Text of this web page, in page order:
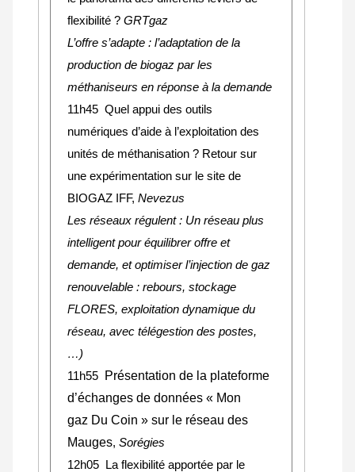
flexibilité ?GRTgaz
L’offre s’adapte : l’adaptation de la
production de biogaz par les
méthaniseurs en réponse à la demande
11h45 Quel appui des outils
numériques d’aide à l’exploitation des
unités de méthanisation ? Retour sur
une expérimentation sur le site de
BIOGAZ IFF,Nevezus
Les réseaux régulent : Un réseau plus
intelligent pour équilibrer offre et
demande, et optimiser l’injection de gaz
renouvelable : rebours, stockage
FLORES, exploitation dynamique du
réseau, avec télégestion des postes,
…)
11h55
Présentation de la plateforme
d’échanges de données « Mon
gaz Du Coin » sur le réseau des
Mauges,Sorégies
12h05 La flexibilité apportée par le